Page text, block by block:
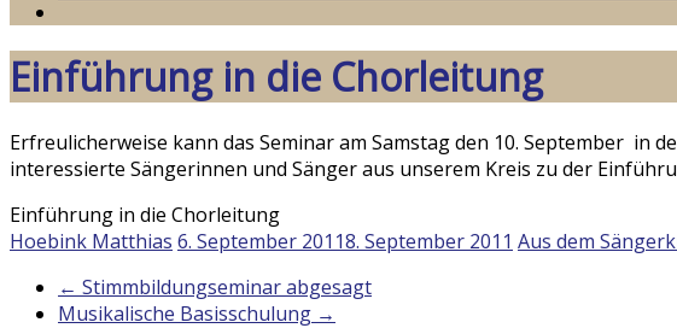
Einführung in die Chorleitung
Erfreulicherweise kann das Seminar am Samstag den 10. September in
interessierte Sängerinnen und Sänger aus unserem Kreis zu der
Einführung in die Chorleitung
Hoebink Matthias 6. September 20118. September 2011 Aus dem
← Stimmbildungseminar abgesagt
Musikalische Basisschulung →